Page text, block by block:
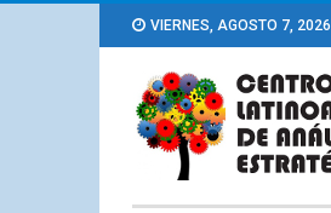
VIERNES, AGOSTO 7, 2026